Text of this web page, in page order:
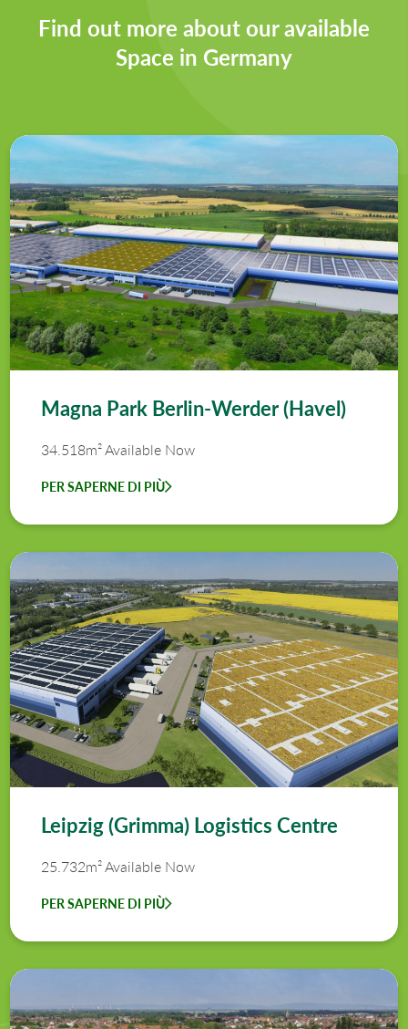
Find out more about our available
Space in Germany
Magna Park Berlin-Werder (Havel)
34.518m² Available Now
PER SAPERNE DI PIÙ
Leipzig (Grimma) Logistics Centre
25.732m² Available Now
PER SAPERNE DI PIÙ